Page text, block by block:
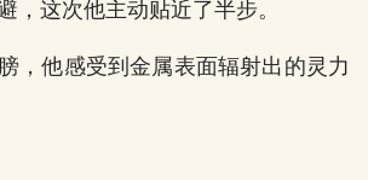
，这次他主动贴近了半步。
，他感受到金属表面辐射出的灵力